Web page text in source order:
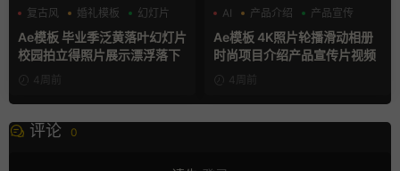
复古风
婚礼模板 幻灯片
Ae模板 毕业季泛黄落叶幻灯片
校园拍立得照片展示漂浮落下
4周前
AI
产品介绍 产品宣传
Ae模板 4K照片轮播滑动相册
时尚项目介绍产品宣传片视频
4周前
评论 0